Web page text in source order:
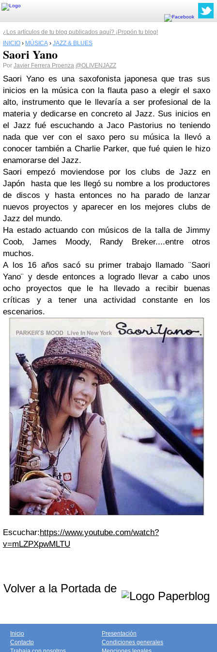
¿Los artículos de tu blog publicados aquí? ¡Propón tu blog!
INICIO › MÚSICA › JAZZ & BLUES
Saori Yano
Por Javier Ferrera Proenza @OLIVENJAZZ
Saori Yano es una saxofonista japonesa que tras sus
inicios en la música con la flauta paso a elegir el saxo
alto, instrumento que le llevaría a ser profesional de la
materia y dedicarse en concreto al Jazz. Sus inicios en
el Jazz fué escuchandoa Jaco Pastorius no teniendo
nada que ver con el saxo pero su música la llevó a
conocer también a Charlie Parker, que fué quien le hizo
enamorarse del Jazz.
Saori empezó moviendose por los clubs de Jazz en
Japón hasta que les llegó su nombre a los productores
de discos y hasta entonces no ha parado de lanzar
nuevos proyectos y aparecer en los mejores clubs de
Jazz del mundo.
Ha estado actuando con músicos de la talla de Jimmy
Coob, James Moody, Randy Breker....entre otros
muchos.
A los 16 años sacó su primer trabajo llamado ¨Saori
Yano¨ y desde entonces a logrado llevar a cabo unos
ocho proyectos que le ha llevado a recibir buenas
críticas y a tener una actividad constante en los
escenarios.
Escuchar:https://www.youtube.com/watch?
v=mLZPXpwMLTU
Volver a la Portada de
Inicio
Contacto
Presentación
Condiciones generales